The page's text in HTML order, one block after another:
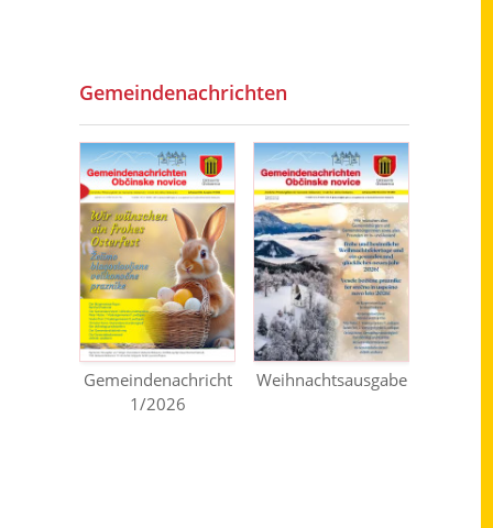
Gemeindenachrichten
Gemeindenachricht
1/2026
Weihnachtsausgabe